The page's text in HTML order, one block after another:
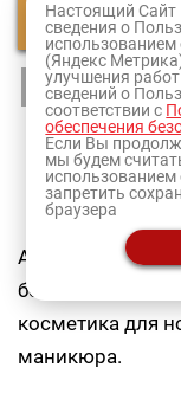
1 2 3 4
12
13
Оформите
Ассортимент
большой - это
косметика для
маникюра.
Настоящий
сведения о
использованием
(Яндекс
улучшения
сведений о
соответствии с
обеспечения
Если Вы
мы будем
запретить
браузера